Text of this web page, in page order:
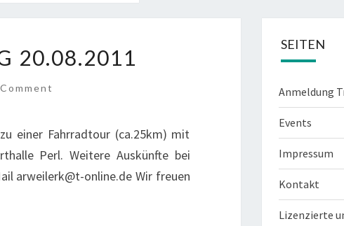
20.08.2011
einer Fahrradtour (ca.25km) mit
Perl. Weitere Auskünfte bei
arweilerk@t-online.de Wir freuen
SEITEN
Anmeldung
Events
Impressum
Kontakt
Lizenzierte